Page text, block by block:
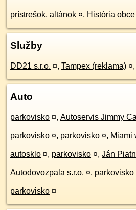
prístrešok, altánok ¤, História
Služby
DD21 s.r.o. ¤, Tampex (reklama) ¤,
Auto
parkovisko ¤, Autoservis Jimmy
parkovisko ¤, parkovisko ¤, Miami
autosklo ¤, parkovisko ¤, Ján
Autodovozpala s.r.o. ¤, parkovisko
parkovisko ¤